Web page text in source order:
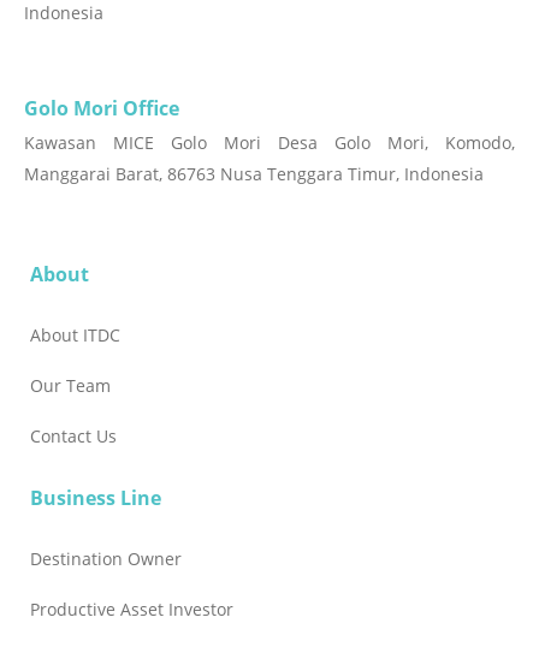
Indonesia
Golo Mori Office
Kawasan MICE Golo Mori Desa Golo Mori, Komodo,
Manggarai Barat, 86763 Nusa Tenggara Timur, Indonesia
About
About ITDC
Our Team
Contact Us
Business Line
Destination Owner
Productive Asset Investor